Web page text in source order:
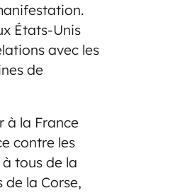
États-Unis
avec les
de
à la France
contre les
tous de la
de la Corse,